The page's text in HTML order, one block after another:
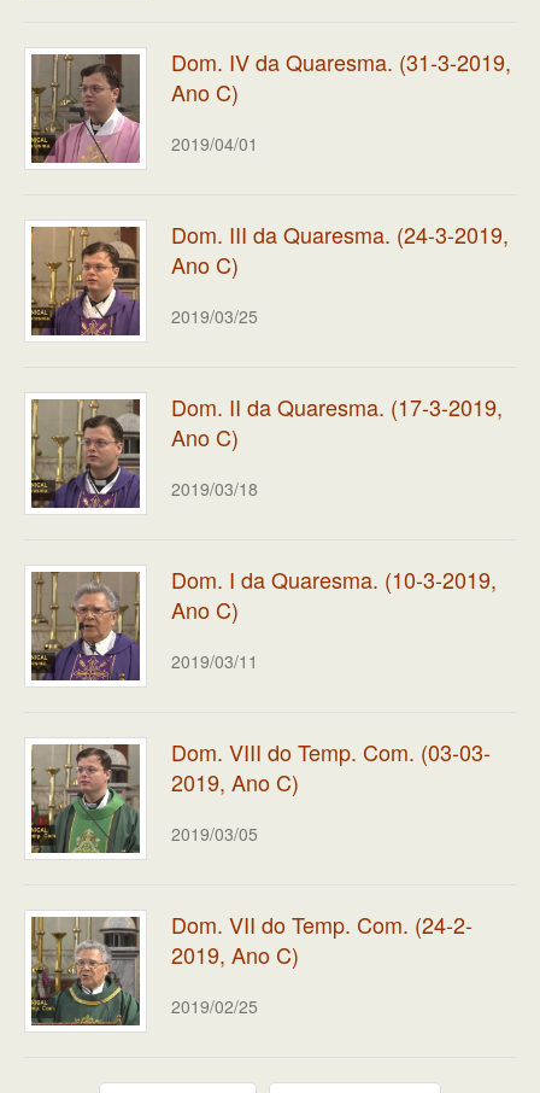
Dom. IV da Quaresma. (31-3-2019,
Ano C)
2019/04/01
Dom. III da Quaresma. (24-3-2019,
Ano C)
2019/03/25
Dom. II da Quaresma. (17-3-2019,
Ano C)
2019/03/18
Dom. I da Quaresma. (10-3-2019,
Ano C)
2019/03/11
Dom. VIII do Temp. Com. (03-03-
2019, Ano C)
2019/03/05
Dom. VII do Temp. Com. (24-2-
2019, Ano C)
2019/02/25